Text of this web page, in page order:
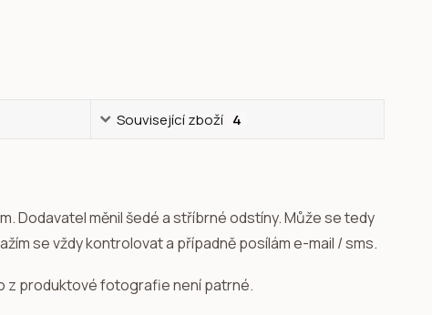
Související zboží 4
Dodavatel měnil šedé a stříbrné odstíny. Může se tedy
se vždy kontrolovat a případně posílám e-mail / sms.
z produktové fotografie není patrné.